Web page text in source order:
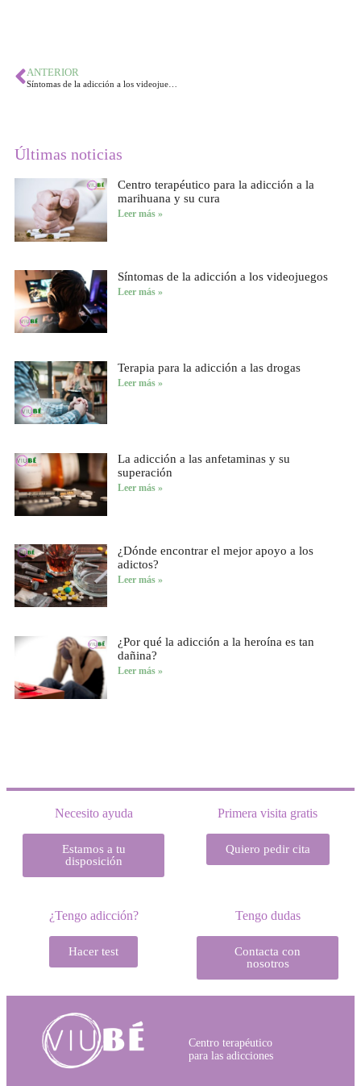
ANTERIOR
Últimas noticias
Centro terapéutico para la adicción a la
marihuana y su cura
Leer más »
Síntomas de la adicción a los videojuegos
Leer más »
Terapia para la adicción a las drogas
Leer más »
La adicción a las anfetaminas y su
superación
Leer más »
¿Dónde encontrar el mejor apoyo a los
adictos?
Leer más »
¿Por qué la adicción a la heroína es tan
dañina?
Leer más »
Necesito ayuda
Estamos a tu
disposición
Primera visita gratis
Quiero pedir cita
¿Tengo adicción?
Hacer test
Tengo dudas
Contacta con
nosotros
Centro terapéutico
para las adicciones